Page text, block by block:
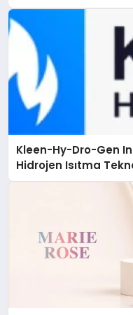
Kleen-Hy-Dro-Gen
Hidrojen Isıtma
Düzenleyici